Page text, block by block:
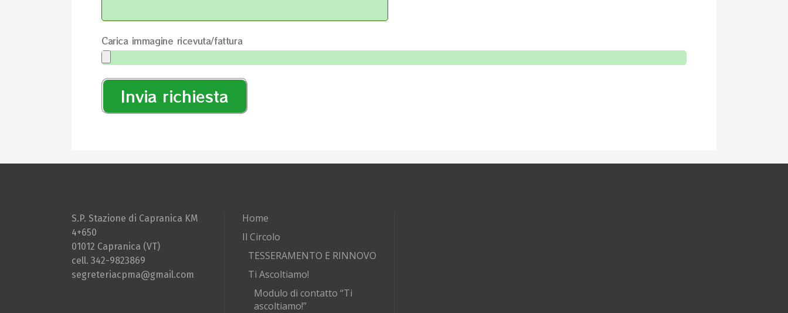
Carica immagine ricevuta/fattura
Invia richiesta
S.P. Stazione di Capranica KM
4+650
01012 Capranica (VT)
cell. 342-9823869
segreteriacpma@gmail.com
Home
Il Circolo
TESSERAMENTO E RINNOVO
Ti Ascoltiamo!
Modulo di contatto “Ti
ascoltiamo!”